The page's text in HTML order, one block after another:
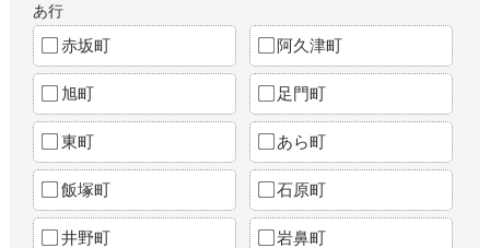
あ行
赤坂町 阿久津町
旭町 足門町
東町 あら町
飯塚町 石原町
井野町 岩鼻町